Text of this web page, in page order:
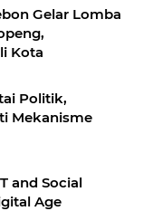
Gelar Lomba
Kota
Politik,
Mekanisme
and Social
Age